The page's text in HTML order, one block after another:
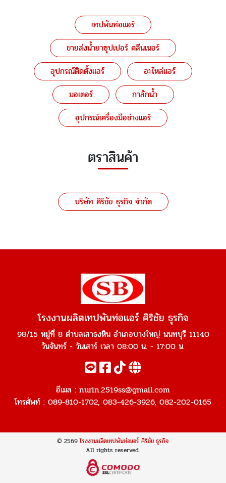
เทปพันท่อแอร์
ขายส่งน้ำยาซุปเปอร์ คลีนเนอร์
อุปกรณ์ติดตั้งแอร์
อะไหล่แอร์
มอเตอร์
กาลักน้ำ
อุปกรณ์เครื่องมือช่างแอร์
ตราสินค้า
บริษัท ศิริชัย ธุรกิจ จำกัด
โรงงานผลิตเทปพันท่อแอร์ ศิริชัย ธุรกิจ
98/15 หมู่ที่ 8 ตำบลเสาธงหิน อำเภอบางใหญ่ นนทบุรี 11140
วันจันทร์ - วันเสาร์ เวลา 08:00 น. - 17:00 น.
อีเมล : nurin.2519ss@gmail.com
โทรศัพท์ : 089-810-1702, 083-426-3926, 082-202-0165
© 2569โรงงานผลิตเทปพันท่อแอร์ ศิริชัย ธุรกิจ
All rights reserved.